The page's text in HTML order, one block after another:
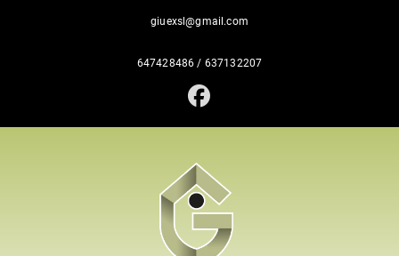
giuexsl@gmail.com
647428486 / 637132207